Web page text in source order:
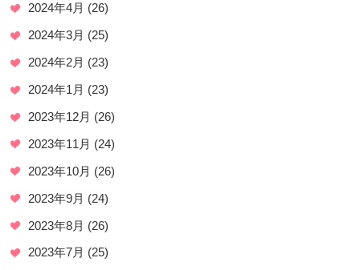
2024年4月 (26)
2024年3月 (25)
2024年2月 (23)
2024年1月 (23)
2023年12月 (26)
2023年11月 (24)
2023年10月 (26)
2023年9月 (24)
2023年8月 (26)
2023年7月 (25)